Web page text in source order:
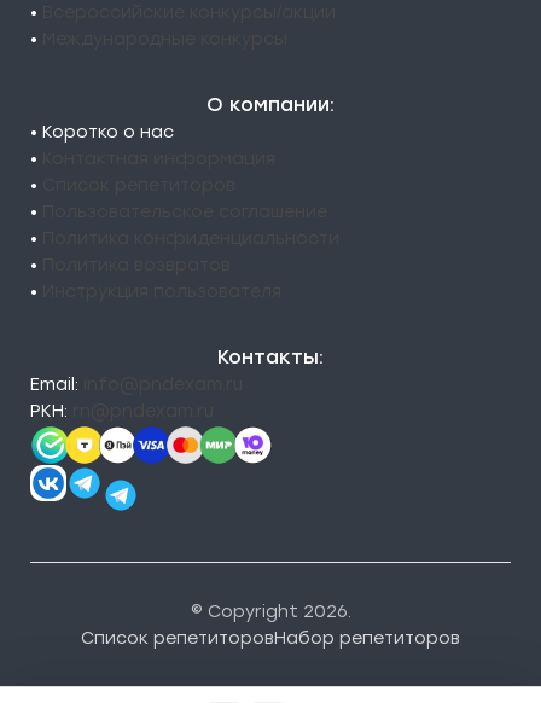
•
•
О компании:
• Коротко о нас
•
•
•
•
•
•
Контакты:
Email:
РКН:
© Copyright 2026.
Список репетиторовНабор репетиторов